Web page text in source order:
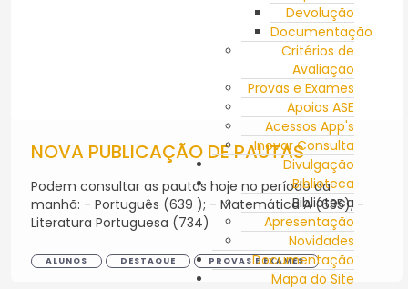
Devolução
Documentação
Critérios de
Avaliação
Provas e Exames
Apoios ASE
Acessos App's
Inovar Consulta
Divulgação
Biblioteca
Biblioteca
Apresentação
Novidades
Documentação
Mapa do Site
NOVA PUBLICAÇÃO DE PAUTAS
Podem consultar as pautas hoje no período da
manhã: - Português (639 ); - Matemática A (635); -
Literatura Portuguesa (734)
ALUNOS DESTAQUE PROVAS E EXAMES